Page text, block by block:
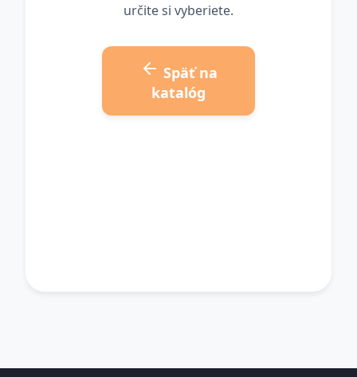
určite si vyberiete.
Späť na
katalóg